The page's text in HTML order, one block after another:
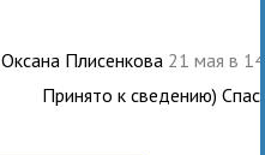
Оксана Плисенкова 21 мая в
Принято к сведению)